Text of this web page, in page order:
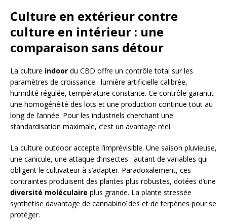
Culture en extérieur contre
culture en intérieur : une
comparaison sans détour
La culture indoor du CBD offre un contrôle total sur les
paramètres de croissance : lumière artificielle calibrée,
humidité régulée, température constante. Ce contrôle garantit
une homogénéité des lots et une production continue tout au
long de l’année. Pour les industriels cherchant une
standardisation maximale, c’est un avantage réel.
La culture outdoor accepte l’imprévisible. Une saison pluvieuse,
une canicule, une attaque d’insectes : autant de variables qui
obligent le cultivateur à s’adapter. Paradoxalement, ces
contraintes produisent des plantes plus robustes, dotées d’une
diversité moléculaire plus grande. La plante stressée
synthétise davantage de cannabinoïdes et de terpènes pour se
protéger.